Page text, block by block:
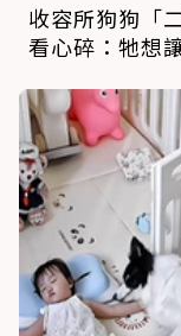
收容所狗狗「
看心碎：牠想